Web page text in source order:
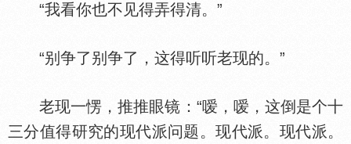
“我看你也不见得弄得清。”
“别争了别争了，这得听听老现的。”
老现一愣，推推眼镜：“嗳，嗳，这倒是个十
三分值得研究的现代派问题。现代派。现代派。